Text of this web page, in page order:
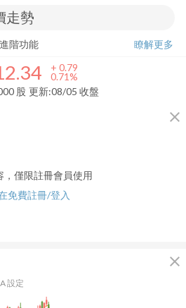
階功能
瞭解更多
+ 0.79
0.71%
股 更新:08/05 收盤
close
，僅限註冊會員使用
免費註冊/登入
close
設定